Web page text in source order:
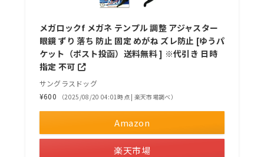
メガロックf メガネ テンプル 調整 アジャスター
眼鏡 ずり 落ち 防止 固定 めがね ズレ防止 [ゆうパ
ケット（ポスト投函）送料無料 ] ※代引き 日時
指定 不可
サングラスドッグ
¥600
（2025/08/20 04:01時点 | 楽天市場調べ）
Amazon
楽天市場